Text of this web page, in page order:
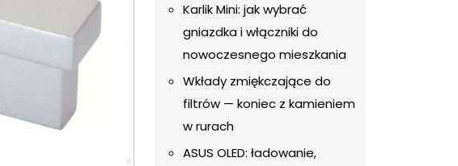
Karlik Mini: jak wybrać
gniazdka i włączniki do
nowoczesnego mieszkania
Wkłady zmiękczające do
filtrów — koniec z kamieniem
w rurach
ASUS OLED: ładowanie,